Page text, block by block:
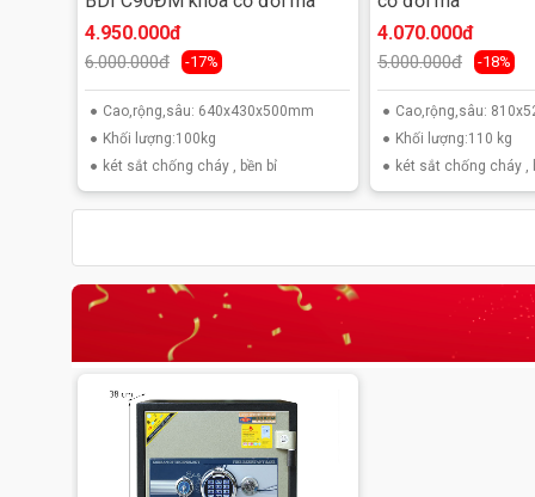
4.950.000đ
6.000.000đ -17%
Cao,rộng,sâu: 640x430x500mm
Khối lượng:100kg
két sắt chống cháy , bền bỉ
4.070.000đ
5.000.000đ -18%
Cao,rộng,sâu:
Khối lượng:110 kg
két sắt chống cháy ,